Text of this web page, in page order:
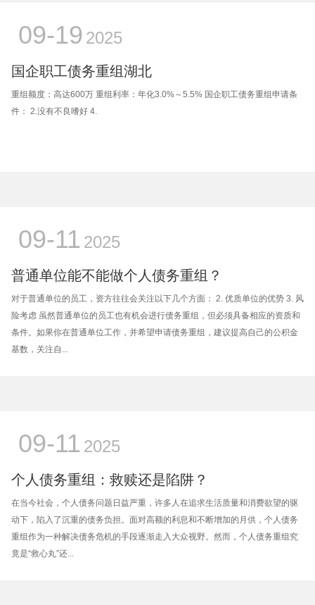
09-19 2025
国企职工债务重组湖北
重组额度：高达600万 重组利率：年化3.0%～5.5% 国企职工债务重组申请条
件： 2.没有不良嗜好 4.
09-11 2025
普通单位能不能做个人债务重组？
对于普通单位的员工，资方往往会关注以下几个方面： 2. 优质单位的优势 3. 风
险考虑 虽然普通单位的员工也有机会进行债务重组，但必须具备相应的资质和
条件。如果你在普通单位工作，并希望申请债务重组，建议提高自己的公积金
基数，关注自...
09-11 2025
个人债务重组：救赎还是陷阱？
在当今社会，个人债务问题日益严重，许多人在追求生活质量和消费欲望的驱
动下，陷入了沉重的债务负担。面对高额的利息和不断增加的月供，个人债务
重组作为一种解决债务危机的手段逐渐走入大众视野。然而，个人债务重组究
竟是“救心丸”还...